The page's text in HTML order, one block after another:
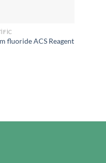
fluoride ACS Reagent